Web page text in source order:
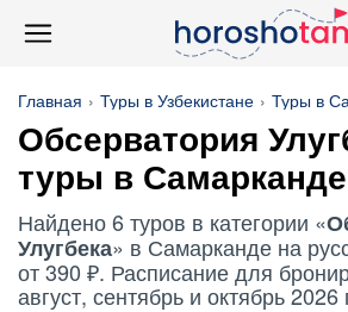
Главная Туры в Узбекистане Туры в
Обсерватория
туры в Самарканде
Найдено 6 туров в категории «
Улугбека» в Самарканде на
от 390 ₽. Расписание для
август, сентябрь и октябрь 2026